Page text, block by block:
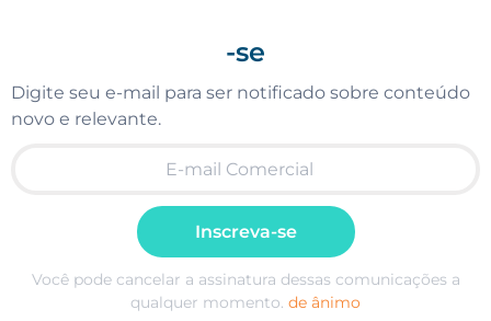
-se
Digite seu e-mail para ser notificado sobre conteúdo
novo e relevante.
Inscreva-se
Você pode cancelar a assinatura dessas comunicações a
qualquer momento. de ânimo